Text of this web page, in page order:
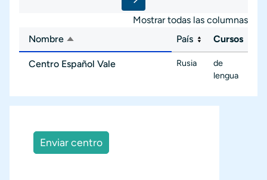
Mostrar todas las columnas
Nombre Ordenar descendente País Cursos
Centro Español Vale Rusia
de
lengua
Enviar centro